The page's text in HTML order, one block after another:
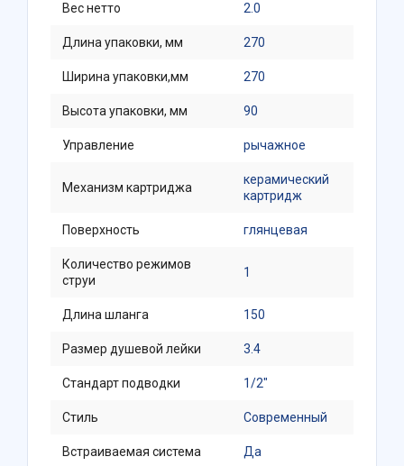
Вес нетто 2.0
Длина упаковки, мм 270
Ширина упаковки,мм 270
Высота упаковки, мм 90
Управление рычажное
Механизм картриджа
керамический
картридж
Поверхность глянцевая
Количество режимов
струи
1
Длина шланга 150
Размер душевой лейки 3.4
Стандарт подводки 1/2"
Стиль Современный
Встраиваемая система Да